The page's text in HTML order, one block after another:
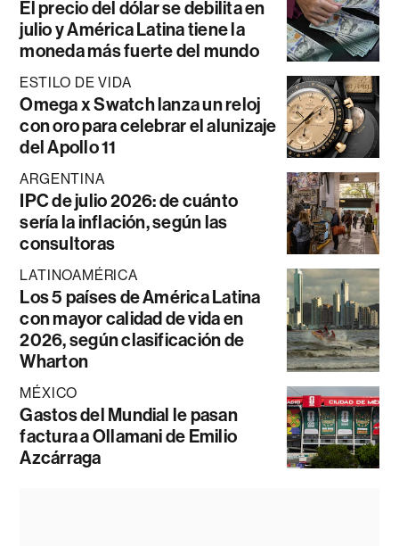
El precio del dólar se debilita en
julio y América Latina tiene la
moneda más fuerte del mundo
ESTILO DE VIDA
Omega x Swatch lanza un reloj
con oro para celebrar el alunizaje
del Apollo 11
ARGENTINA
IPC de julio 2026: de cuánto
sería la inflación, según las
consultoras
LATINOAMÉRICA
Los 5 países de América Latina
con mayor calidad de vida en
2026, según clasificación de
Wharton
MÉXICO
Gastos del Mundial le pasan
factura a Ollamani de Emilio
Azcárraga